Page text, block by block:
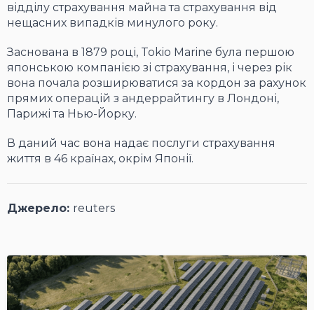
відділу страхування майна та страхування від
нещасних випадків минулого року.
Заснована в 1879 році, Tokio Marine була першою
японською компанією зі страхування, і через рік
вона почала розширюватися за кордон за рахунок
прямих операцій з андеррайтингу в Лондоні,
Парижі та Нью-Йорку.
В даний час вона надає послуги страхування
життя в 46 країнах, окрім Японії.
Джерело: reuters